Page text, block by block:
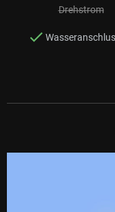
Drehstrom